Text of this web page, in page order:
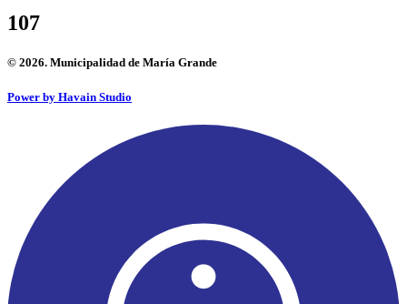
107
© 2026. Municipalidad de María Grande
Power by Havain Studio